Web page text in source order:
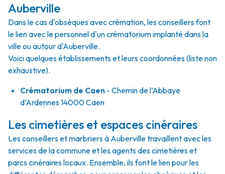
Auberville
Dans le cas d'obsèques avec crémation, les conseillers font
le lien avec le personnel d'un crématorium implanté dans la
ville ou autour d'Auberville.
Voici quelques établissements et leurs coordonnées (liste non
exhaustive).
Crématorium de Caen - Chemin de l’Abbaye
d’Ardennes 14000 Caen
Les cimetières et espaces cinéraires
Les conseillers et marbriers à Auberville travaillent avec les
services de la commune et les agents des cimetières et
parcs cinéraires locaux. Ensemble, ils font le lien pour les